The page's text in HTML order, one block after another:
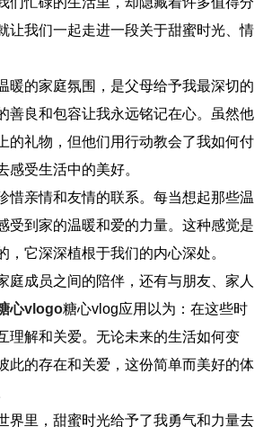
让我们一起走进一段关于甜蜜时光、情
暖的家庭氛围，是父母给予我最深切的
善良和包容让我永远铭记在心。虽然他
的礼物，但他们用行动教会了我如何付
感受生活中的美好。
惜亲情和友情的联系。每当想起那些温
受到家的温暖和爱的力量。这种感觉是
，它深深植根于我们的内心深处。
庭成员之间的陪伴，还有与朋友、家人
心vlogo糖心vlog应用以为：在这些时
理解和关爱。无论未来的生活如何变
此的存在和关爱，这份简单而美好的体
界里，甜蜜时光给予了我勇气和力量去